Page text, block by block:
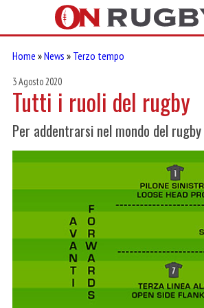
Home »News » Terzo tempo
3 Agosto 2020
Tutti i ruoli del rugby
Per addentrarsi nel mondo del